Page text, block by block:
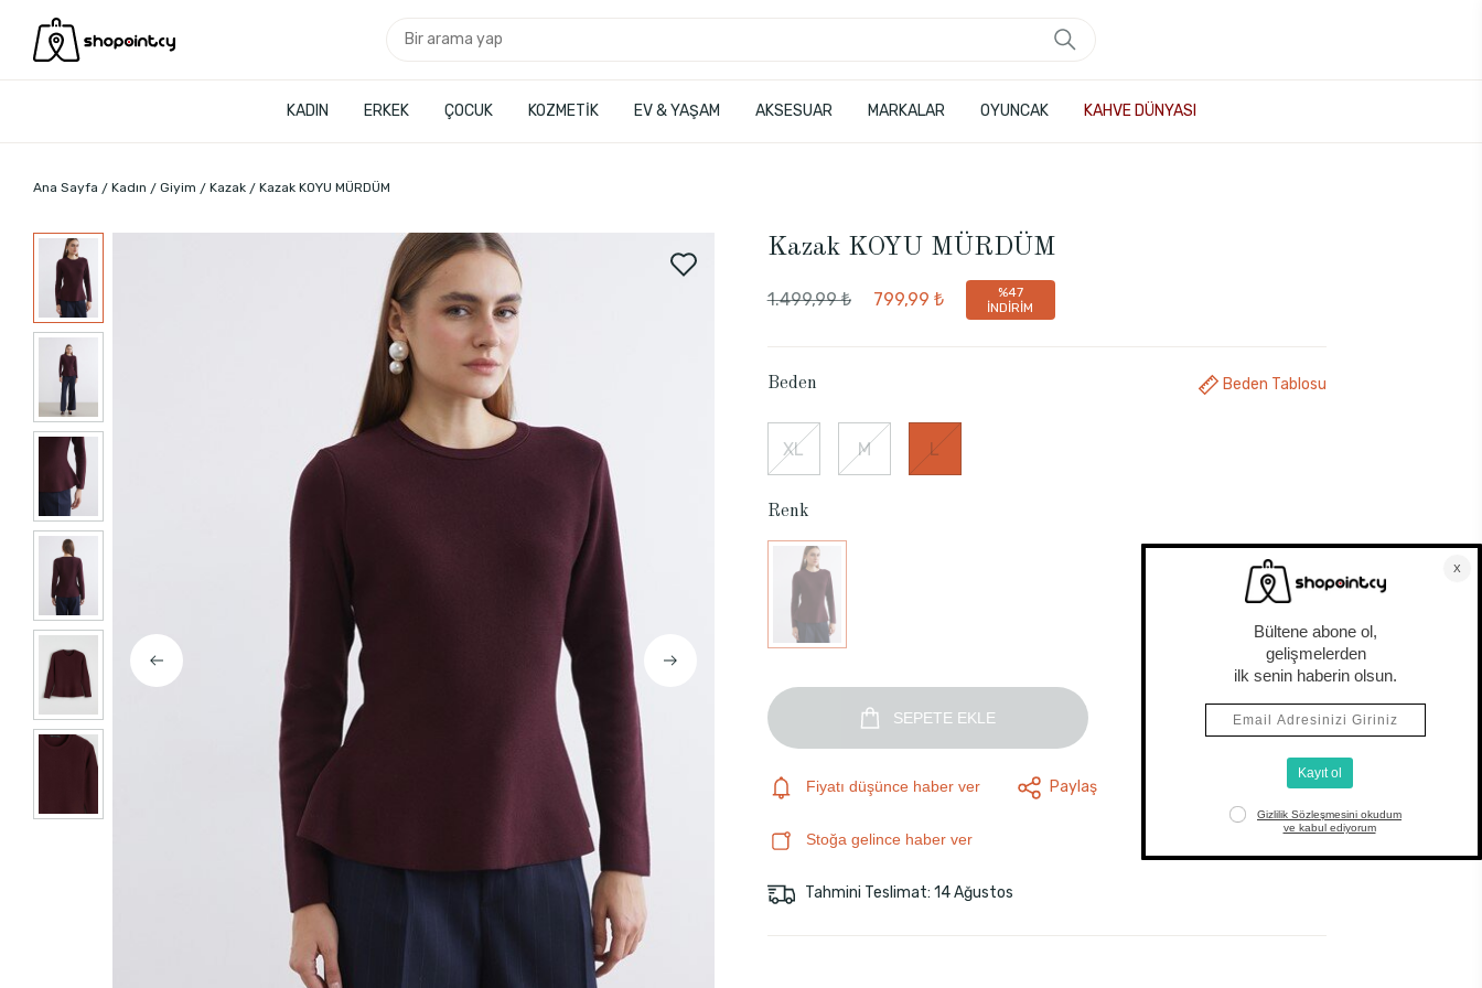
KADIN ERKEK ÇOCUK KOZMETİK EV & YAŞAM AKSESUAR MARKALAR OYUNCAK KAHVE DÜNYASI
Ana Sayfa Kadın Giyim Kazak Kazak KOYU MÜRDÜM
Kazak KOYU MÜRDÜM
1.499,99 ₺ 799,99 ₺
%47
İNDİRİM
Beden Beden Tablosu
XL M L
Renk
SEPETE EKLE
Fiyatı düşünce haber ver Paylaş
Stoğa gelince haber ver
Tahmini Teslimat: 14 Ağustos